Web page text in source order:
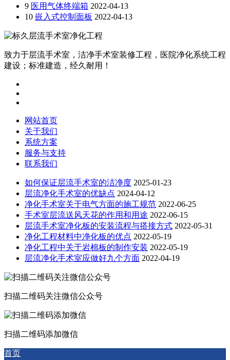
9 医用气体终端箱 2022-04-13
10 嵌入式控制面板 2022-04-13
致力于层流手术室，洁净手术室装修工程，医院净化系统工程
建设；标准建造，经久耐用！
网站首页
关于我们
系统方案
服务与支持
联系我们
如何保证层流手术室的洁净度 2025-01-23
层流净化手术室的优缺点 2024-04-12
净化手术室关于电气方面的施工规范 2022-06-25
手术室层流送风天花的作用和用途 2022-06-15
层流手术室净化板的安装流程与搭接方式 2022-05-31
净化工程材料中净化板的优点 2022-05-19
净化工程中关于岩棉板的制作安装 2022-05-19
层流净化手术室应做好九个方面 2022-04-19
扫描二维码关注微信公众号
扫描二维码添加微信
首页